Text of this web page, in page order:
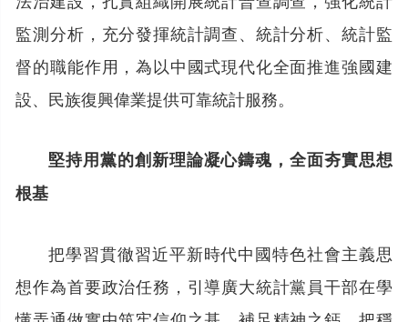
監測分析，充分發揮統計調查、統計分析、統計監
督的職能作用，為以中國式現代化全面推進強國建
設、民族復興偉業提供可靠統計服務。
堅持用黨的創新理論凝心鑄魂，全面夯實思想
根基
把學習貫徹習近平新時代中國特色社會主義思
想作為首要政治任務，引導廣大統計黨員干部在學